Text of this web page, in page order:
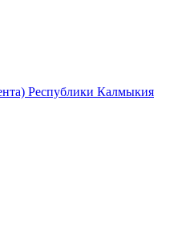
Республики Калмыкия